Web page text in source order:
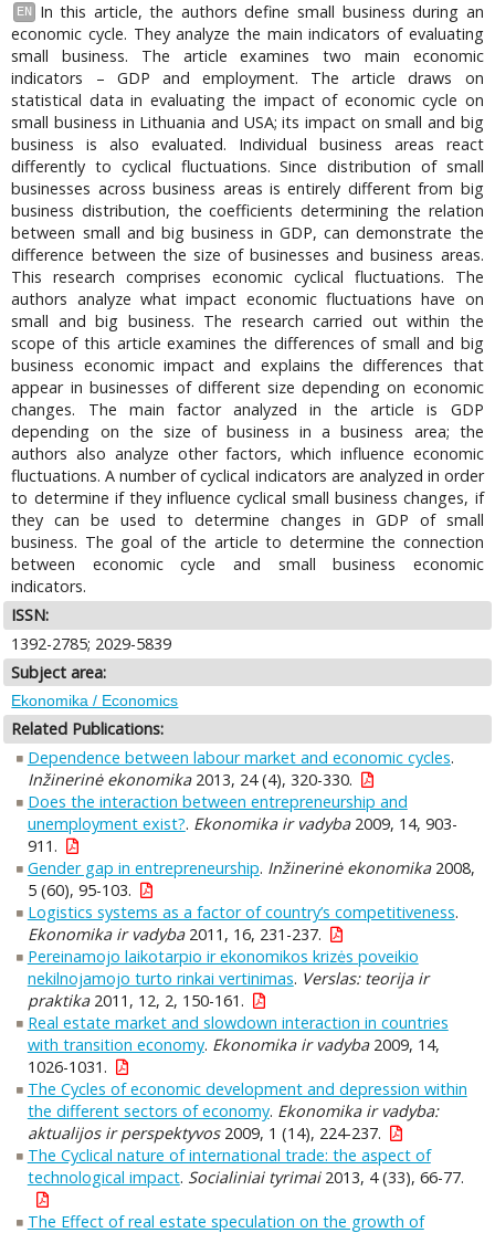
EN
In this article, the authors define small business during an
economic cycle. They analyze the main indicators of evaluating
small business. The article examines two main economic
indicators – GDP and employment. The article draws on
statistical data in evaluating the impact of economic cycle on
small business in Lithuania and USA; its impact on small and big
business is also evaluated. Individual business areas react
differently to cyclical fluctuations. Since distribution of small
businesses across business areas is entirely different from big
business distribution, the coefficients determining the relation
between small and big business in GDP, can demonstrate the
difference between the size of businesses and business areas.
This research comprises economic cyclical fluctuations. The
authors analyze what impact economic fluctuations have on
small and big business. The research carried out within the
scope of this article examines the differences of small and big
business economic impact and explains the differences that
appear in businesses of different size depending on economic
changes. The main factor analyzed in the article is GDP
depending on the size of business in a business area; the
authors also analyze other factors, which influence economic
fluctuations. A number of cyclical indicators are analyzed in order
to determine if they influence cyclical small business changes, if
they can be used to determine changes in GDP of small
business. The goal of the article to determine the connection
between economic cycle and small business economic
indicators.
ISSN:
1392-2785; 2029-5839
Subject area:
Ekonomika / Economics
Related Publications:
Dependence between labour market and economic cycles.
Inžinerinė ekonomika2013, 24 (4), 320-330.
Does the interaction between entrepreneurship and
unemployment exist?. Ekonomika ir vadyba2009, 14, 903-
911.
Gender gap in entrepreneurship. Inžinerinė ekonomika2008,
5 (60), 95-103.
Logistics systems as a factor of country’s competitiveness.
Ekonomika ir vadyba2011, 16, 231-237.
Pereinamojo laikotarpio ir ekonomikos krizės poveikio
nekilnojamojo turto rinkai vertinimas. Verslas: teorija ir
praktika2011, 12, 2, 150-161.
Real estate market and slowdown interaction in countries
with transition economy. Ekonomika ir vadyba2009, 14,
1026-1031.
The Cycles of economic development and depression within
the different sectors of economy. Ekonomika ir vadyba:
aktualijos ir perspektyvos2009, 1 (14), 224-237.
The Cyclical nature of international trade: the aspect of
technological impact. Socialiniai tyrimai2013, 4 (33), 66-77.
The Effect of real estate speculation on the growth of